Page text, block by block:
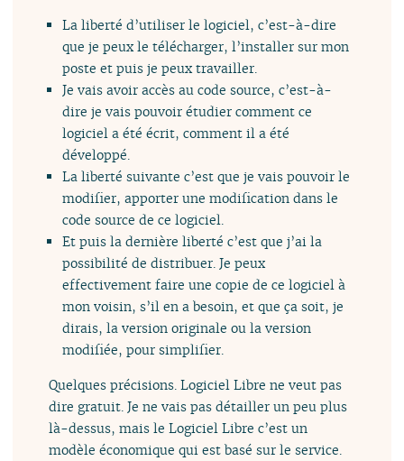
La liberté d’utiliser le logiciel, c’est-à-dire
que je peux le télécharger, l’installer sur mon
poste et puis je peux travailler.
Je vais avoir accès au code source, c’est-à-
dire je vais pouvoir étudier comment ce
logiciel a été écrit, comment il a été
développé.
La liberté suivante c’est que je vais pouvoir le
modifier, apporter une modification dans le
code source de ce logiciel.
Et puis la dernière liberté c’est que j’ai la
possibilité de distribuer. Je peux
effectivement faire une copie de ce logiciel à
mon voisin, s’il en a besoin, et que ça soit, je
dirais, la version originale ou la version
modifiée, pour simplifier.
Quelques précisions. Logiciel Libre ne veut pas
dire gratuit. Je ne vais pas détailler un peu plus
là-dessus, mais le Logiciel Libre c’est un
modèle économique qui est basé sur le service.